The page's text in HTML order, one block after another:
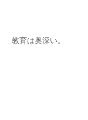
教育は奥深い。